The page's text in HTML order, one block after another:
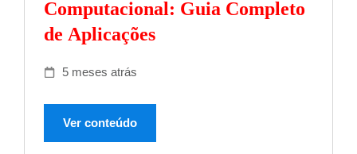
Computacional: Guia Completo
de Aplicações
5 meses atrás
Ver conteúdo